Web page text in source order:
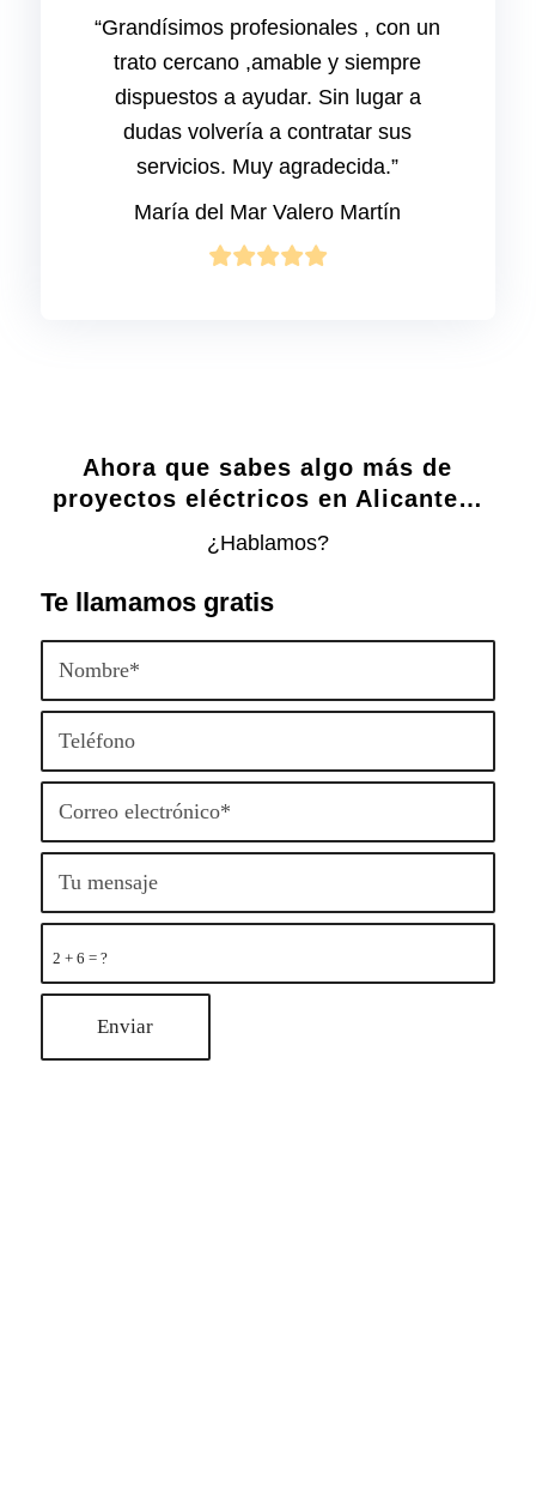
“Grandísimos profesionales , con un
trato cercano ,amable y siempre
dispuestos a ayudar. Sin lugar a
dudas volvería a contratar sus
servicios. Muy agradecida.”
María del Mar Valero Martín
Ahora que sabes algo más de
proyectos eléctricos en Alicante…
¿Hablamos?
Te llamamos gratis
2 + 6 = ?